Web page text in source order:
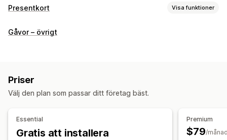
Presentkort Visa funktioner
Korttyper
Anpassade belopp
Inlösningssida
Saldosida Gåvomeddelanden
Leveransalternativ
Bulkutskick E-post
Gåvor – övrigt
Priser
Välj den plan som passar ditt företag bäst.
Essential
Gratis att installera
Premium
$79/